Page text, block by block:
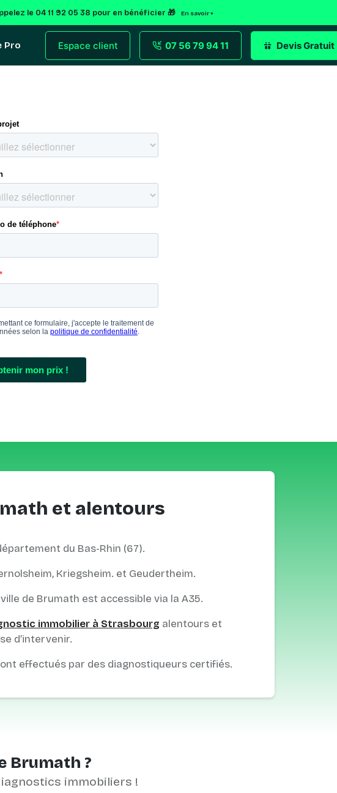
le 04 11 92 05 38 pour en bénéficier 🎁 En savoir +
Pro Espace client 07 56 79 94 11 Devis Gratuit
et alentours
du Bas-Rhin (67).
Kriegsheim. et Geudertheim.
de Brumath est accessible via la A35.
immobilier à Strasbourg alentours et
d’intervenir.
effectués par des diagnostiqueurs certifiés.
Brumath ?
immobiliers !